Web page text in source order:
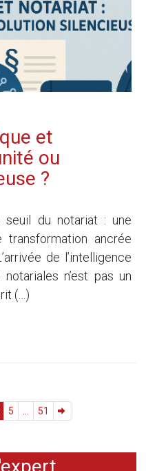
et
ou
?
seuil du notariat : une
transformation ancrée
de l’intelligence
n’est pas un
(…)
5 51